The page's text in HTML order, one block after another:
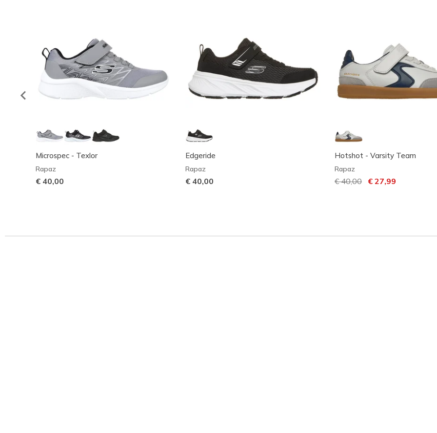
Microspec - Texlor
Rapaz
€ 40,00
Edgeride
Rapaz
€ 40,00
Hotshot - Varsity Team
Rapaz
Preço com desconto de
€ 40,00 para
€ 27,99